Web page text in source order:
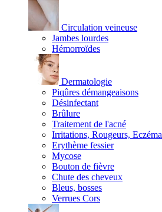
Circulation veineuse
Jambes lourdes
Hémorroïdes
Dermatologie
Piqûres démangeaisons
Désinfectant
Brûlure
Traitement de l'acné
Irritations, Rougeurs, Eczéma
Erythème fessier
Mycose
Bouton de fièvre
Chute des cheveux
Bleus, bosses
Verrues Cors